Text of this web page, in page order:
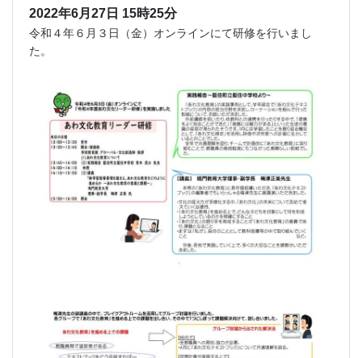
2022年6月27日 15時25分
令和４年６月３日（金）オンラインにて研修を行いまし
た。